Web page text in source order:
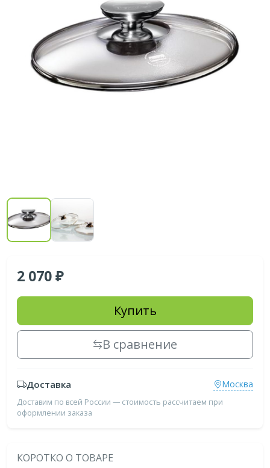
2 070
Купить
В сравнение
Доставка Москва
Доставим по всей России — стоимость рассчитаем при
оформлении заказа
КОРОТКО О ТОВАРЕ